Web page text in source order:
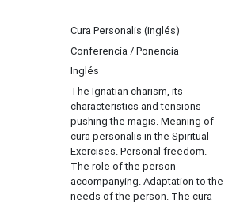
Cura Personalis (inglés)
Conferencia / Ponencia
Inglés
The Ignatian charism, its
characteristics and tensions
pushing the magis. Meaning of
cura personalis in the Spiritual
Exercises. Personal freedom.
The role of the person
accompanying. Adaptation to the
needs of the person. The cura